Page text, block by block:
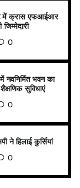
में क्रास एफआईआर
0
नवनिर्मित भवन का
सुविधाएं
0
ने हिलाई कुर्सियां
0